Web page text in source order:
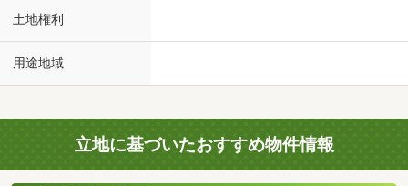
土地権利
用途地域
立地に基づいたおすすめ物件情報